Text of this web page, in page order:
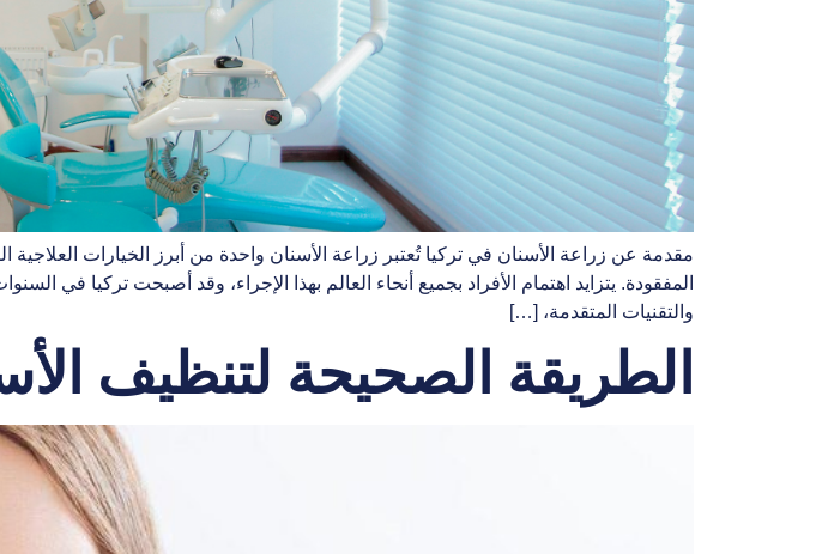
مقدمة عن زراعة الأسنان في تركيا تُعتبر زراعة الأسنان واحدة من أبرز الخيارات
المفقودة. يتزايد اهتمام الأفراد بجميع أنحاء العالم بهذا الإجراء، وقد أصبحت تركيا في
والتقنيات المتقدمة، […]
الطريقة الصحيحة لتنظيف